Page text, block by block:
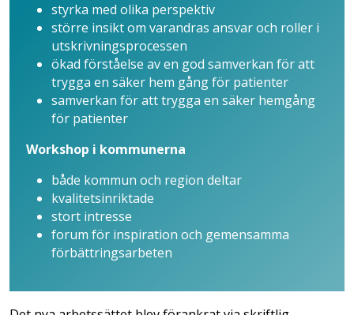
styrka med olika perspektiv
större insikt om varandras ansvar och roller i
utskrivningsprocessen
ökad förståelse av en god samverkan för att
trygga en säker hem gång för patienter
samverkan för att trygga en säker hemgång
för patienter
Workshop i kommunerna
både kommun och region deltar
kvalitetsinriktade
stort intresse
forum för inspiration och gemensamma
förbättringsarbeten